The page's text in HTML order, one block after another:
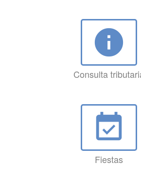
info
Consulta
event_available
Fiestas